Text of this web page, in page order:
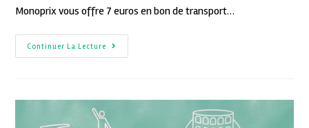
Monoprix vous offre 7 euros en bon de transport…
Continuer La Lecture